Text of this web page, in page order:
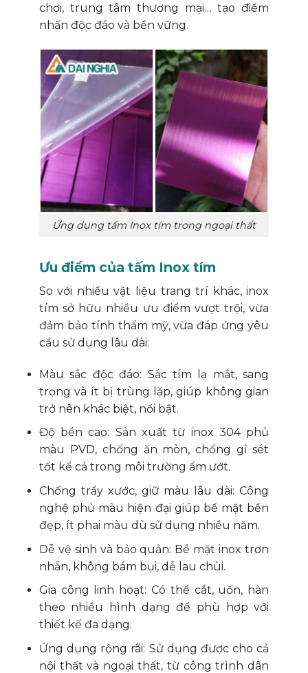
chơi, trung tâm thương mại… tạo điểm
nhấn độc đáo và bền vững.
Ứng dụng tấm Inox tím trong ngoại thất
Ưu điểm của tấm Inox tím
So với nhiều vật liệu trang trí khác, inox
tím sở hữu nhiều ưu điểm vượt trội, vừa
đảm bảo tính thẩm mỹ, vừa đáp ứng yêu
cầu sử dụng lâu dài:
Màu sắc độc đáo: Sắc tím lạ mắt, sang
trọng và ít bị trùng lặp, giúp không gian
trở nên khác biệt, nổi bật.
Độ bền cao: Sản xuất từ inox 304 phủ
màu PVD, chống ăn mòn, chống gỉ sét
tốt kể cả trong môi trường ẩm ướt.
Chống trầy xước, giữ màu lâu dài: Công
nghệ phủ màu hiện đại giúp bề mặt bền
đẹp, ít phai màu dù sử dụng nhiều năm.
Dễ vệ sinh và bảo quản: Bề mặt inox trơn
nhẵn, không bám bụi, dễ lau chùi.
Gia công linh hoạt: Có thể cắt, uốn, hàn
theo nhiều hình dạng để phù hợp với
thiết kế đa dạng.
Ứng dụng rộng rãi: Sử dụng được cho cả
nội thất và ngoại thất, từ công trình dân